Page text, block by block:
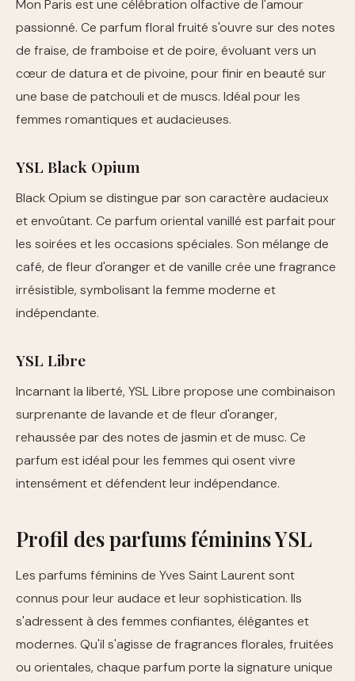
Mon Paris est une célébration olfactive de l'amour
passionné. Ce parfum floral fruité s'ouvre sur des notes
de fraise, de framboise et de poire, évoluant vers un
cœur de datura et de pivoine, pour finir en beauté sur
une base de patchouli et de muscs. Idéal pour les
femmes romantiques et audacieuses.
YSL Black Opium
Black Opium se distingue par son caractère audacieux
et envoûtant. Ce parfum oriental vanillé est parfait pour
les soirées et les occasions spéciales. Son mélange de
café, de fleur d'oranger et de vanille crée une fragrance
irrésistible, symbolisant la femme moderne et
indépendante.
YSL Libre
Incarnant la liberté, YSL Libre propose une combinaison
surprenante de lavande et de fleur d'oranger,
rehaussée par des notes de jasmin et de musc. Ce
parfum est idéal pour les femmes qui osent vivre
intensément et défendent leur indépendance.
Profil des parfums féminins YSL
Les parfums féminins de Yves Saint Laurent sont
connus pour leur audace et leur sophistication. Ils
s'adressent à des femmes confiantes, élégantes et
modernes. Qu'il s'agisse de fragrances florales, fruitées
ou orientales, chaque parfum porte la signature unique